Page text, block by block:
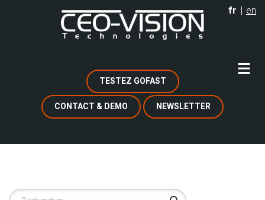
fr en
TESTEZ GOFAST
CONTACT & DEMO NEWSLETTER
Rechercher